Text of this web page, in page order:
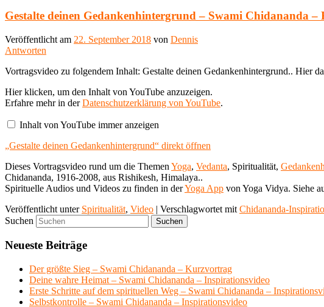
Gestalte deinen Gedankenhintergrund – Swami Chidananda
Veröffentlicht am 22. September 2018 von Dennis
Antworten
Vortragsvideo zu folgendem Inhalt: Gestalte deinen Gedankenhintergrund.. Hier
„Gestalte
deinen
Gedankenhintergrund“
YouTube
Hier klicken, um den Inhalt von YouTube anzuzeigen.
Erfahre mehr in derDatenschutzerklärung von YouTube.
Inhalt von YouTube immer anzeigen
„Gestalte deinen Gedankenhintergrund“ direkt öffnen
Dieses Vortragsvideo rund um die Themen Yoga, Vedanta, Spiritualität,
Chidananda, 1916-2008, aus Rishikesh, Himalaya..
Spirituelle Audios und Videos zu finden in derYoga App von Yoga Vidya. Siehe
Veröffentlicht unter Spiritualität, Video | Verschlagwortet mit Chidananda-
Suchen
Neueste Beiträge
Der größte Sieg – Swami Chidananda – Kurzvortrag
Deine wahre Heimat – Swami Chidananda – Inspirationsvideo
Erste Schritte auf dem spirituellen Weg – Swami Chidananda –
Selbstkontrolle – Swami Chidananda – Inspirationsvideo